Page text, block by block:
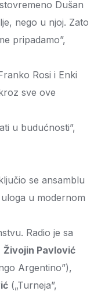
Dušan
nego u njoj. Zato
pripadamo”,
Rosi i Enki
sve ove
u budućnosti”,
se ansamblu
u modernom
Radio je sa
Živojin Pavlović
Argentino”),
(„Turneja”,